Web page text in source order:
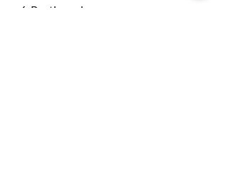
6. Posti a sedere